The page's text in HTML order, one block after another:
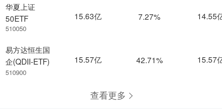
华夏上证
50ETF
510050
易方达恒生国
企(QDII-ETF)
510900
15.63亿 7.27% 14.55
15.57亿 42.71% 15.57
查看更多